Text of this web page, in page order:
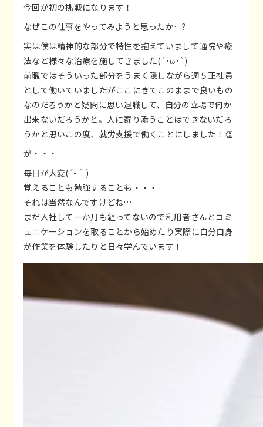
今回が初の挑戦になります！
なぜこの仕事をやってみようと思ったか…?
実は僕は精神的な部分で特性を抱えていまして通院や療
法など様々な治療を施してきました(´･ω･`)
前職ではそういった部分をうまく隠しながら週５正社員
として働いていましたがここにきてこのままで良いもの
なのだろうかと疑問に思い退職して、自分の立場で何か
出来ないだろうかと。人に寄り添うことはできないだろ
うかと思いこの度、就労支援で働くことにしました！👏
が・・・
毎日が大変(´-｀)
覚えることも勉強することも・・・
それは当然なんですけどね…
まだ入社して一か月も経ってないので利用者さんとコミ
ュニケーションを取ることから始めたり実際に自分自身
が作業を体験したりと日々学んでいます！